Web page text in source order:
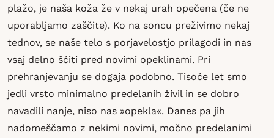
plažo, je naša koža že v nekaj urah opečena (če ne
uporabljamo zaščite). Ko na soncu preživimo nekaj
tednov, se naše telo s porjavelostjo prilagodi in nas
vsaj delno ščiti pred novimi opeklinami. Pri
prehranjevanju se dogaja podobno. Tisoče let smo
jedli vrsto minimalno predelanih živil in se dobro
navadili nanje, niso nas »opekla«. Danes pa jih
nadomeščamo z nekimi novimi, močno predelanimi